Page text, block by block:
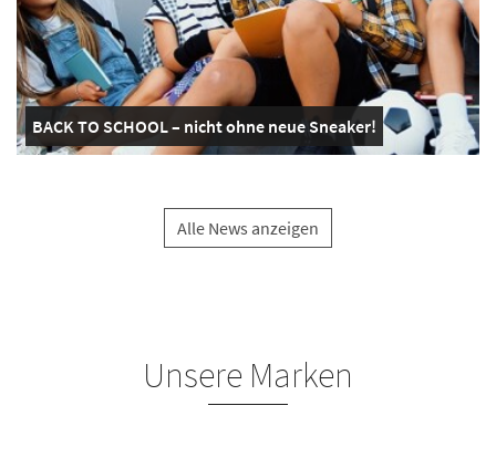
BACK TO SCHOOL – nicht ohne neue Sneaker!
Alle News anzeigen
Unsere Marken